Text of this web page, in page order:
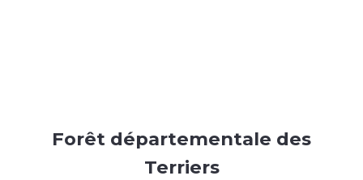
Forêt départementale des
Terriers